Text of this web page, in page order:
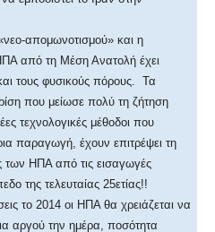
απομωνοτισμού» και η
από τη Μέση Ανατολή έχει
τους φυσικούς πόρους. Τα
που μείωσε πολύ τη ζήτηση
τεχνολογικές μέθοδοι που
παραγωγή, έχουν επιτρέψει τη
των ΗΠΑ από τις εισαγωγές
της τελευταίας 25ετίας!!
το 2014 οι ΗΠΑ θα χρειάζεται να
αργού την ημέρα, ποσότητα